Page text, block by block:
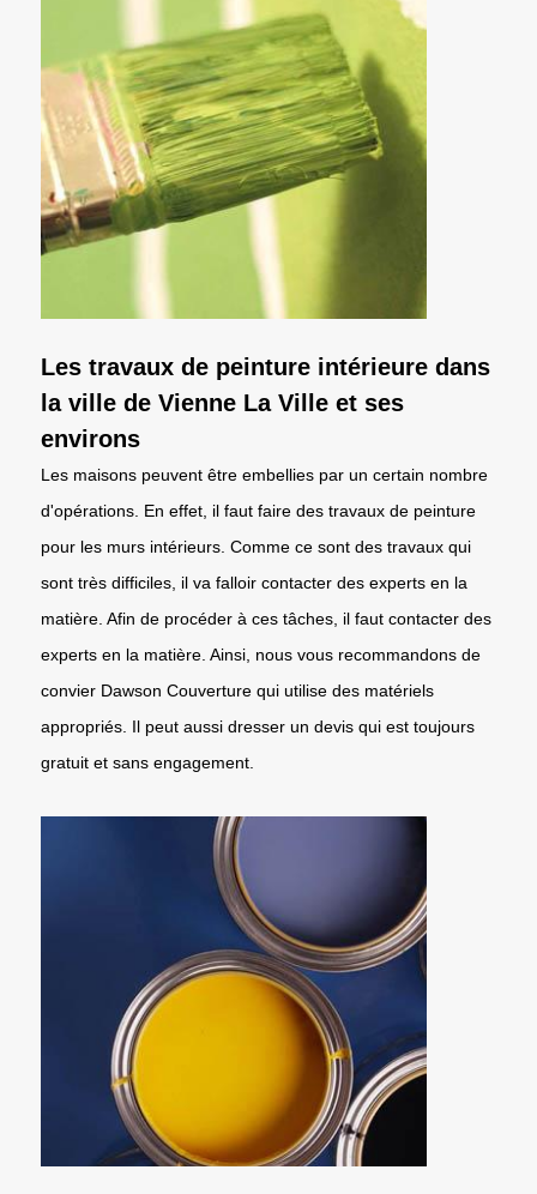
Les travaux de peinture intérieure dans
la ville de Vienne La Ville et ses
environs
Les maisons peuvent être embellies par un certain nombre
d'opérations. En effet, il faut faire des travaux de peinture
pour les murs intérieurs. Comme ce sont des travaux qui
sont très difficiles, il va falloir contacter des experts en la
matière. Afin de procéder à ces tâches, il faut contacter des
experts en la matière. Ainsi, nous vous recommandons de
convier Dawson Couverture qui utilise des matériels
appropriés. Il peut aussi dresser un devis qui est toujours
gratuit et sans engagement.